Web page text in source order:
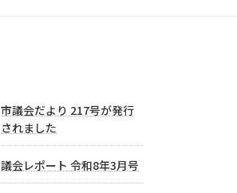
市議会だより 217号が発行
されました
議会レポート 令和8年3月号